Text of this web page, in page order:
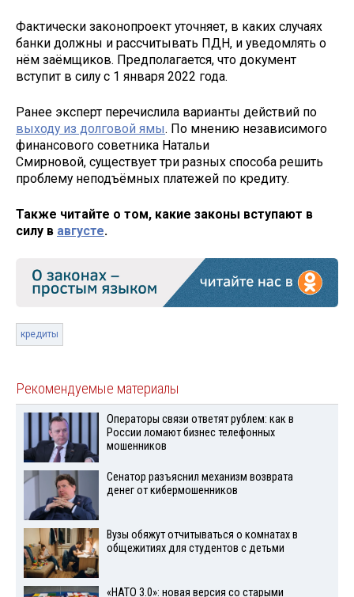
Фактически законопроект уточняет, в каких случаях
банки должны и рассчитывать ПДН, и уведомлять о
нём заёмщиков. Предполагается, что документ
вступит в силу с 1 января 2022 года.
Ранее эксперт перечислила варианты действий по
выходу из долговой ямы. По мнению независимого
финансового советника Натальи
Смирновой, существует три разных способа решить
проблему неподъёмных платежей по кредиту.
Также читайте о том, какие законы вступают в
силу в августе.
кредиты
Рекомендуемые материалы
Операторы связи ответят рублем: как в
России ломают бизнес телефонных
мошенников
Сенатор разъяснил механизм возврата
денег от кибермошенников
Вузы обяжут отчитываться о комнатах в
общежитиях для студентов с детьми
«НАТО 3.0»: новая версия со старыми